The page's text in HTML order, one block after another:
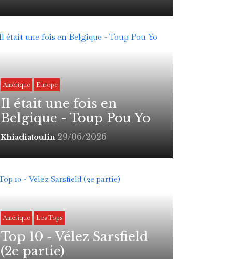
Amérique Europe
Il était une fois en
Belgique - Toup Pou Yo
Khiadiatoulin 29/06/2026
Amérique Les Tops
Top 10 - Vélez Sarsfield
(2e partie)